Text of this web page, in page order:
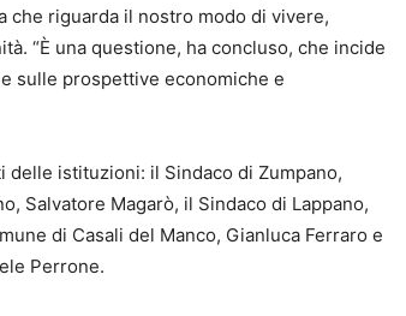
che riguarda il nostro modo di vivere,
“È una questione, ha concluso, che incide
sulle prospettive economiche e
delle istituzioni: il Sindaco di Zumpano,
Salvatore Magarò, il Sindaco di Lappano,
di Casali del Manco, Gianluca Ferraro e
Perrone.